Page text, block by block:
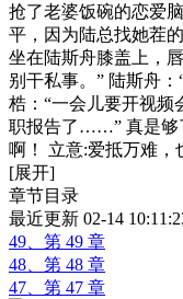
抢了老婆饭碗的恋爱
平，因为陆总找她茬
坐在陆斯舟膝盖上，
别干私事。” 陆斯舟
梏：“一会儿要开视频
职报告了……” 真是够
啊！ 立意:爱抵万难，
[展开]
章节目录
最近更新 02-14
49、第 49 章
48、第 48 章
47、第 47 章